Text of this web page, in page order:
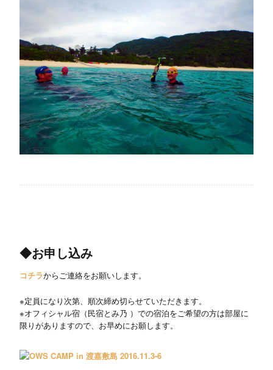
◆お申し込み
コチラからご連絡をお願いします。
※定員になり次第、順次締め切らせていただきます。
※オフィシャル宿（民宿とみ乃 ）での宿泊をご希望の方は部屋に
限りがありますので、お早めにお願します。